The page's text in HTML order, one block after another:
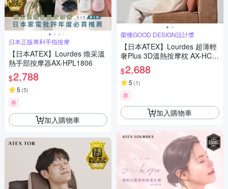
日本正版專利手指按摩
【日本ATEX】Lourdes 煥采溫
熱手部按摩器AX-HPL1806
$2,788
5 (5)
券
加入購物車
榮獲GOOD DESIGN設計獎
【日本ATEX】Lourdes 超薄輕
奢Plus 3D溫熱按摩枕 AX-HC3
19 (橙棕色/霧灰色)
$2,688
5 (1)
券
加入購物車